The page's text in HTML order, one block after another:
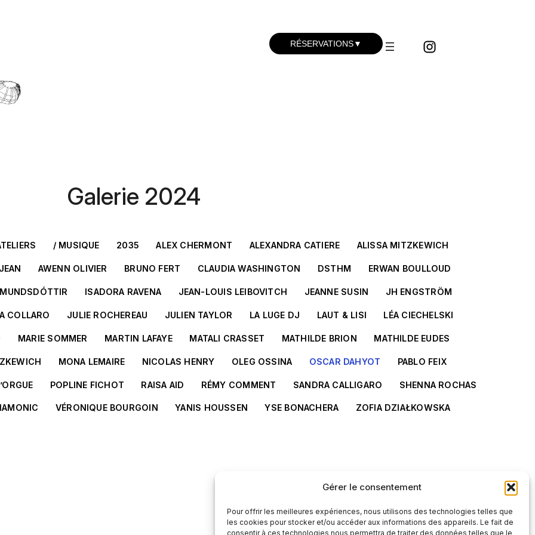
Gérer le consentement
Pour offrir les meilleures expériences, nous utilisons des technologies telles que
les cookies pour stocker et/ou accéder aux informations des appareils. Le fait de
consentir à ces technologies nous permettra de traiter des données telles que le
RÉSERVATIONS▼
Galerie 2024
/ MUSIQUE 2035 ALEX CHERMONT ALEXANDRA CATIERE ALISSA MITZKEWICH
AWENN OLIVIER BRUNO FERT CLAUDIA WASHINGTON DSTHM ERWAN BOULLOUD
ISADORA RAVENA JEAN-LOUIS LEIBOVITCH JEANNE SUSIN JH ENGSTRÖM
COLLARO JULIE ROCHEREAU JULIEN TAYLOR LA LUGE DJ LAUT & LISI LÉA CIECHELSKI
MARIE SOMMER MARTIN LAFAYE MATALI CRASSET MATHILDE BRION MATHILDE EUDES
MONA LEMAIRE NICOLAS HENRY OLEG OSSINA OSCAR DAHYOT PABLO FEIX
POPLINE FICHOT RAISA AID RÉMY COMMENT SANDRA CALLIGARO SHENNA ROCHAS
VÉRONIQUE BOURGOIN YANIS HOUSSEN YSE BONACHERA ZOFIA DZIAŁKOWSKA